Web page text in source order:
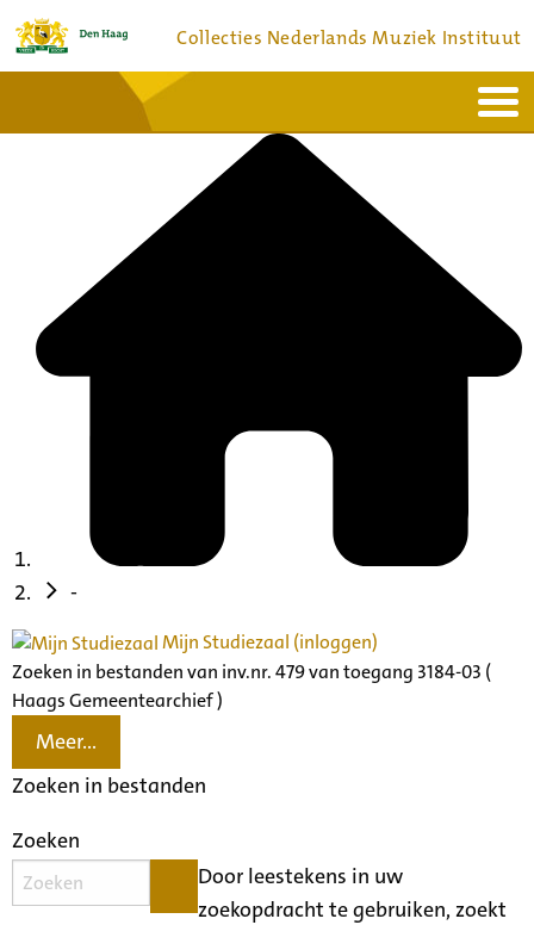
Collecties Nederlands Muziek Instituut
Bronnen en collecties
-
Mijn Studiezaal (inloggen)
Zoeken in bestanden van inv.nr. 479 van toegang 3184-03 (
Haags Gemeentearchief )
Meer...
Zoeken in bestanden
Zoeken
Door leestekens in uw
zoekopdracht te gebruiken, zoekt